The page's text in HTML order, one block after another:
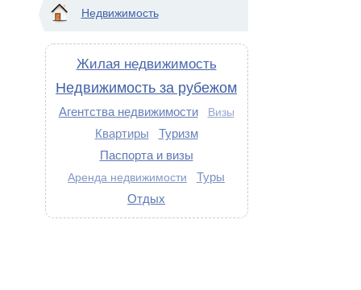
Недвижимость
Жилая недвижимость
Недвижимость за рубежом
Агентства недвижимости Визы
Квартиры
Туризм
Паспорта и визы
Аренда недвижимости
Туры
Отдых